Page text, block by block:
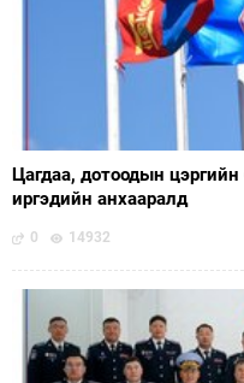
Цагдаа, дотоодын
иргэдийн анхааралд
0 14932